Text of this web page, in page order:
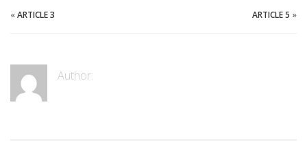
«ARTICLE 3 ARTICLE 5 »
Author: